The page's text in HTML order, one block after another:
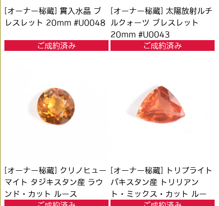
[オーナー秘蔵] 貫入水晶 ブ
レスレット 20mm #U0048
ご成約済み
[オーナー秘蔵] 太陽放射ルチ
ルクォーツ ブレスレット
20mm #U0043
ご成約済み
[オーナー秘蔵] クリノヒュー
マイト タジキスタン産 ラウ
ンド・カット ルース
[オーナー秘蔵] トリプライト
パキスタン産 トリリアン
ト・ミックス・カット ルー